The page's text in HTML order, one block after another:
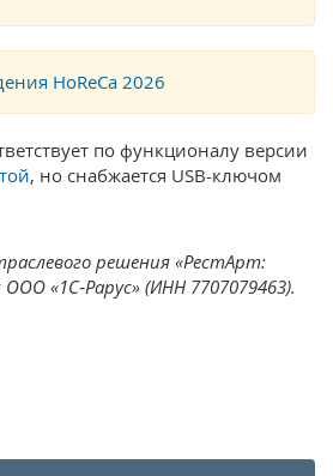
HoReCa 2026
по функционалу версии
, но снабжается USB-ключом
решения «РестАрт:
ООО «1С‑Рарус» (ИНН 7707079463).